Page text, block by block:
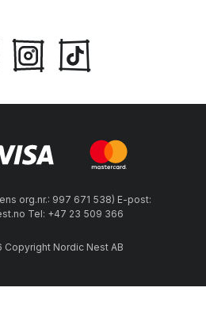
org.nr.: 997 671 538) E-post:
Tel: +47 23 509 366
Nordic Nest AB